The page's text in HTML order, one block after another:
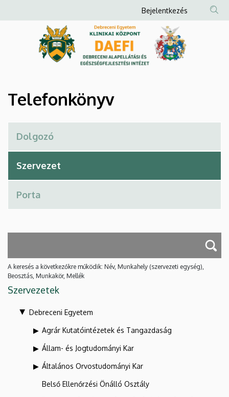
Debreceni
és
Egészségfejlesztési
Intézet
a
Anonim
Felhasználói
fiók
menüje
Bejelentkezés
Telefonkönyv
A keresés a következőkre működik: Név, Munkahely (szervezeti egység),
Beosztás, Munkakör, Mellék
Szervezetek
Debreceni Egyetem
Agrár Kutatóintézetek és Tangazdaság
Állam- és Jogtudományi Kar
Általános Orvostudományi Kar
Belső Ellenőrzési Önálló Osztály